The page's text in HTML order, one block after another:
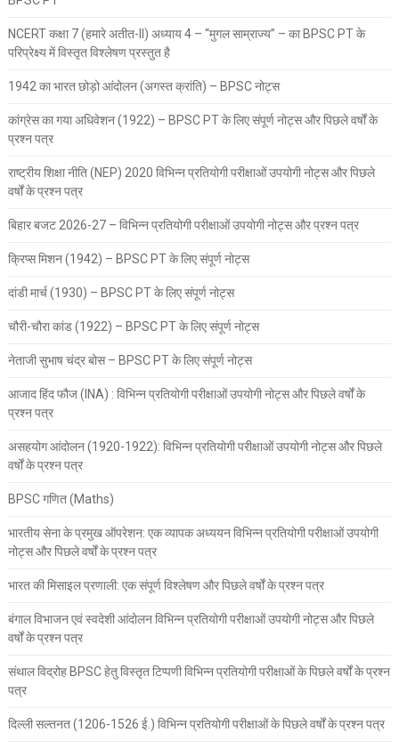
NCERT कक्षा 7 (हमारे अतीत-II) अध्याय 4 – “मुगल साम्राज्य” – का BPSC PT के
परिप्रेक्ष्य में विस्तृत विश्लेषण प्रस्तुत है
1942 का भारत छोड़ो आंदोलन (अगस्त क्रांति) – BPSC नोट्स
कांग्रेस का गया अधिवेशन (1922) – BPSC PT के लिए संपूर्ण नोट्स और पिछले वर्षों के
प्रश्न पत्र
राष्ट्रीय शिक्षा नीति (NEP) 2020 विभिन्न प्रतियोगी परीक्षाओं उपयोगी नोट्स और पिछले
वर्षों के प्रश्न पत्र
बिहार बजट 2026-27 – विभिन्न प्रतियोगी परीक्षाओं उपयोगी नोट्स और प्रश्न पत्र
क्रिप्स मिशन (1942) – BPSC PT के लिए संपूर्ण नोट्स
दांडी मार्च (1930) – BPSC PT के लिए संपूर्ण नोट्स
चौरी-चौरा कांड (1922) – BPSC PT के लिए संपूर्ण नोट्स
नेताजी सुभाष चंद्र बोस – BPSC PT के लिए संपूर्ण नोट्स
आजाद हिंद फौज (INA) : विभिन्न प्रतियोगी परीक्षाओं उपयोगी नोट्स और पिछले वर्षों के
प्रश्न पत्र
असहयोग आंदोलन (1920-1922): विभिन्न प्रतियोगी परीक्षाओं उपयोगी नोट्स और पिछले
वर्षों के प्रश्न पत्र
BPSC गणित (Maths)
भारतीय सेना के प्रमुख ऑपरेशन: एक व्यापक अध्ययन विभिन्न प्रतियोगी परीक्षाओं उपयोगी
नोट्स और पिछले वर्षों के प्रश्न पत्र
भारत की मिसाइल प्रणाली: एक संपूर्ण विश्लेषण और पिछले वर्षों के प्रश्न पत्र
बंगाल विभाजन एवं स्वदेशी आंदोलन विभिन्न प्रतियोगी परीक्षाओं उपयोगी नोट्स और पिछले
वर्षों के प्रश्न पत्र
संथाल विद्रोह BPSC हेतु विस्तृत टिप्पणी विभिन्न प्रतियोगी परीक्षाओं के पिछले वर्षों के प्रश्न
पत्र
दिल्ली सल्तनत (1206-1526 ई.) विभिन्न प्रतियोगी परीक्षाओं के पिछले वर्षों के प्रश्न पत्र